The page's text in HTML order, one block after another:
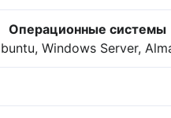
Операционные системы
Windows Server,